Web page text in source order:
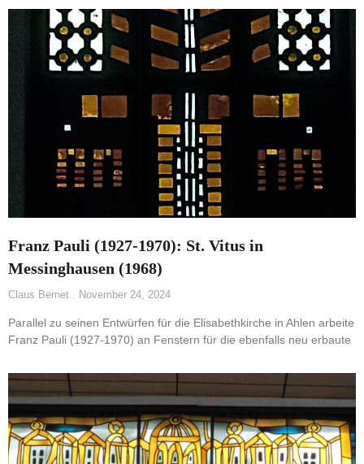
Franz Pauli (1927-1970): St. Vitus in
Messinghausen (1968)
Claus Bernet November 24, 2024
Parallel zu seinen Entwürfen für die Elisabethkirche in Ahlen arbeite
Franz Pauli (1927-1970) an Fenstern für die ebenfalls neu erbaute